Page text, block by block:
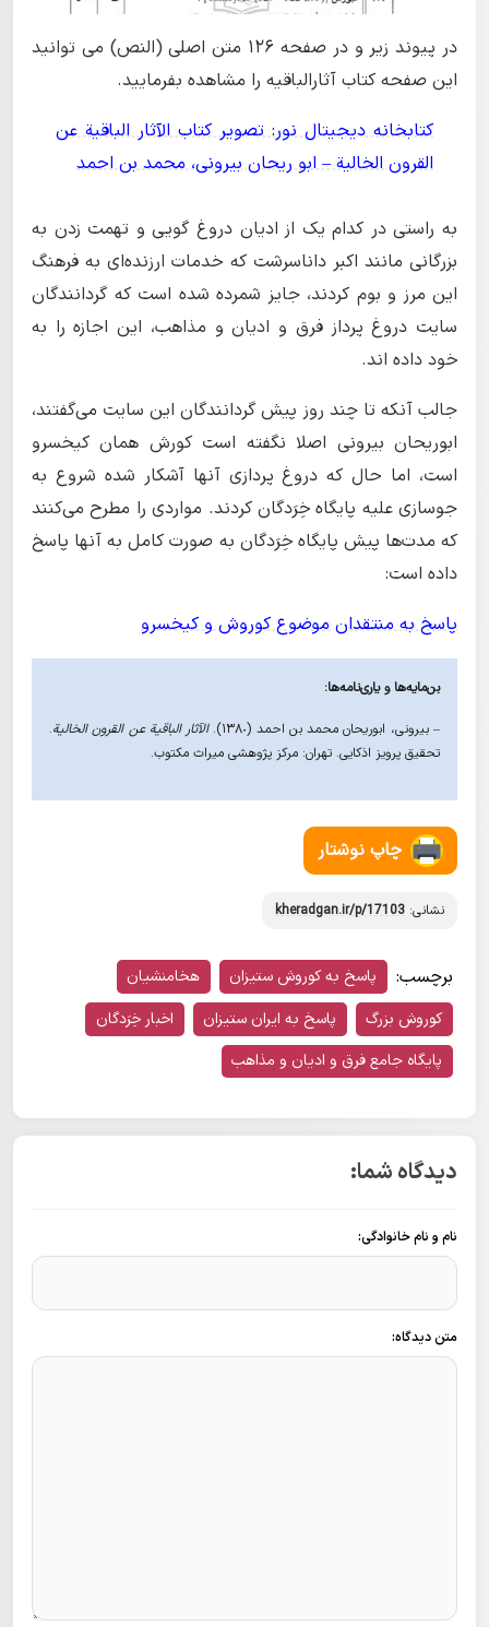
در پیوند زیر و در صفحه 126 متن اصلی (النص) می توانید
این صفحه کتاب آثارالباقیه را مشاهده بفرمایید.
کتابخانه دیجیتال نور: تصویر کتاب الآثار الباقیة عن
القرون الخالیة – ابو ریحان بیرونی، محمد بن احمد
به راستی در کدام یک از ادیان دروغ گویی و تهمت زدن به
بزرگانی مانند اکبر داناسرشت که خدمات ارزنده‌ای به فرهنگ
این مرز و بوم کردند، جایز شمرده شده است که گردانندگان
سایت دروغ پرداز فرق و ادیان و مذاهب، این اجازه را به
خود داده اند.
جالب آنکه تا چند روز پیش گردانندگان این سایت می‌گفتند،
ابوریحان بیرونی اصلا نگفته است کورش همان کیخسرو
است، اما حال که دروغ پردازی آنها آشکار شده شروع به
جوسازی علیه پایگاه خِرَدگان کردند. مواردی را مطرح می‌کنند
که مدت‌ها پیش پایگاه خِرَدگان به صورت کامل به آنها پاسخ
داده است:
پاسخ به منتقدان موضوع کوروش و کیخسرو
بن‌مایه‌ها و یاری‌نامه‌ها:
– بیرونی، ابوریحان محمد بن احمد (١٣٨٠). الآثار الباقیة عن القرون الخالیة.
تحقیق پرویز اذکایی. تهران: مرکز پژوهشی میراث مکتوب.
چاپ نوشتار
نشانی: kheradgan.ir/p/17103
برچسب: پاسخ به کوروش ستیزان
هخامنشیان
کوروش بزرگ
پاسخ به ایران ستیزان
اخبار خِرَدگان
پایگاه جامع فرق و ادیان و مذاهب
دیدگاه شما:
نام و نام خانوادگی:
متن دیدگاه: